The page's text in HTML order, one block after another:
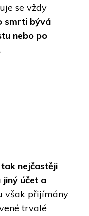
se vždy
smrti bývá
nebo po
nejčastěji
jiný účet a
však přijímány
trvalé